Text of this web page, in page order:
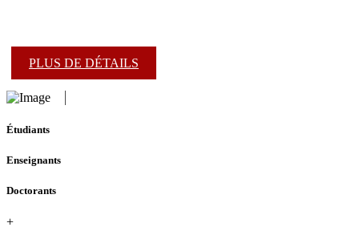
PLUS DE DÉTAILS
Étudiants
Enseignants
Doctorants
+